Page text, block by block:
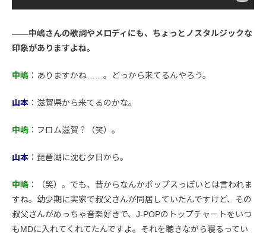
――中嶋さんの歌詞やメロディにも、ちょっとノスタルジックな
印象がありますよね。
中嶋 ：ありますかね……。どっから来てるんやろう。
山本 ：滋賀県から来てるのかな。
中嶋 ：フロム滋賀？（笑）。
山本 ：琵琶湖に沈む夕日から。
中嶋 ：（笑）。でも、昔からなんかポップスっぽいとは言われま
すね。幼少期に実家で叔父さんが同居していたんですけど、その
叔父さんがめっちゃ音楽好きで、J-POPのトップチャートをいつ
もMDに入れてくれてたんですよ。それを聴きながら寝るってい